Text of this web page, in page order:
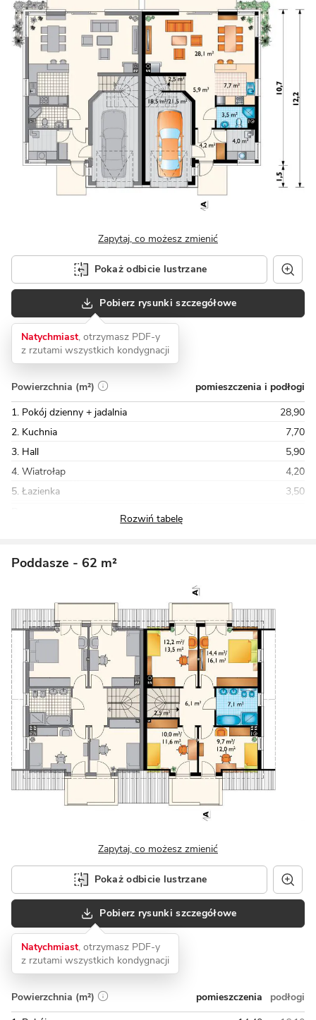
Zapytaj, co możesz zmienić
Pokaż odbicie lustrzane
Pobierz rysunki szczegółowe
Natychmiast, otrzymasz PDF-y
z rzutami wszystkich kondygnacji
Powierzchnia (m²)
pomieszczenia i podłogi
1. Pokój dzienny + jadalnia
28,90
2. Kuchnia
7,70
3. Hall
5,90
4. Wiatrołap
4,20
5. Łazienka
3,50
Poddasze - 62 m²
Zapytaj, co możesz zmienić
Pokaż odbicie lustrzane
Pobierz rysunki szczegółowe
Natychmiast, otrzymasz PDF-y
z rzutami wszystkich kondygnacji
Powierzchnia (m²) pomieszczenia
podłogi